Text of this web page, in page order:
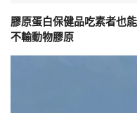
膠原蛋白保健品吃素者也
不輸動物膠原